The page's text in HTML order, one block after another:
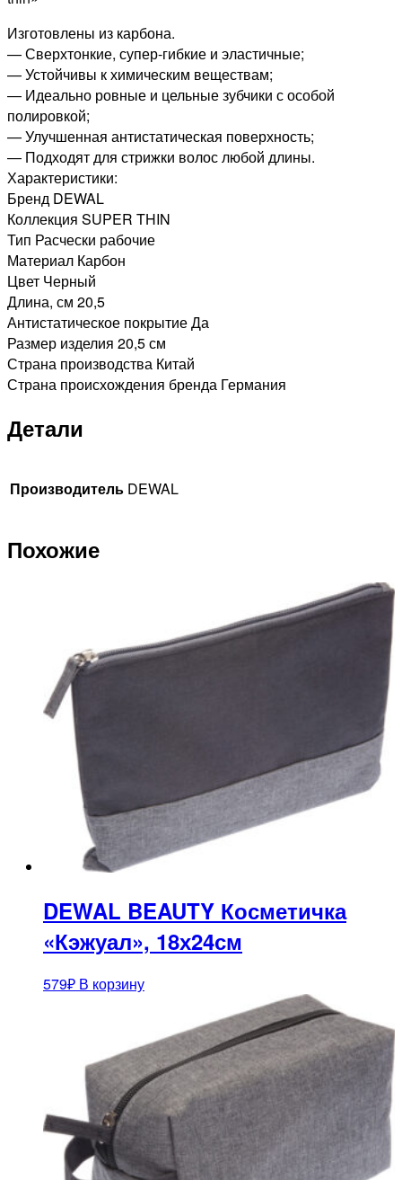
Изготовлены из карбона.
— Сверхтонкие, супер-гибкие и эластичные;
— Устойчивы к химическим веществам;
— Идеально ровные и цельные зубчики с особой
полировкой;
— Улучшенная антистатическая поверхность;
— Подходят для стрижки волос любой длины.
Характеристики:
Бренд DEWAL
Коллекция SUPER THIN
Тип Расчески рабочие
Материал Карбон
Цвет Черный
Длина, см 20,5
Антистатическое покрытие Да
Размер изделия 20,5 см
Страна производства Китай
Страна происхождения бренда Германия
Детали
Производитель DEWAL
Похожие
DEWAL BEAUTY Косметичка
«Кэжуал», 18х24см
579₽ В корзину